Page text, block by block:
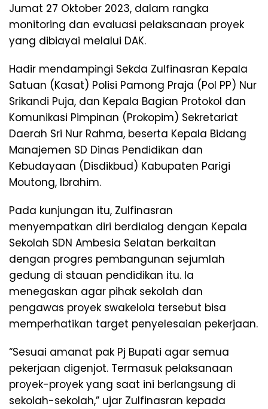
Jumat 27 Oktober 2023, dalam rangka
monitoring dan evaluasi pelaksanaan proyek
yang dibiayai melalui DAK.
Hadir mendampingi Sekda Zulfinasran Kepala
Satuan (Kasat) Polisi Pamong Praja (Pol PP) Nur
Srikandi Puja, dan Kepala Bagian Protokol dan
Komunikasi Pimpinan (Prokopim) Sekretariat
Daerah Sri Nur Rahma, beserta Kepala Bidang
Manajemen SD Dinas Pendidikan dan
Kebudayaan (Disdikbud) Kabupaten Parigi
Moutong, Ibrahim.
Pada kunjungan itu, Zulfinasran
menyempatkan diri berdialog dengan Kepala
Sekolah SDN Ambesia Selatan berkaitan
dengan progres pembangunan sejumlah
gedung di stauan pendidikan itu. Ia
menegaskan agar pihak sekolah dan
pengawas proyek swakelola tersebut bisa
memperhatikan target penyelesaian pekerjaan.
“Sesuai amanat pak Pj Bupati agar semua
pekerjaan digenjot. Termasuk pelaksanaan
proyek-proyek yang saat ini berlangsung di
sekolah-sekolah,” ujar Zulfinasran kepada